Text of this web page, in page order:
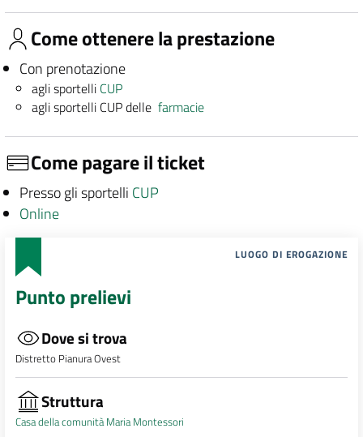
Come ottenere la prestazione
Con prenotazione
agli sportelli CUP
agli sportelli CUP dellefarmacie
Come pagare il ticket
Presso gli sportelli CUP
Online
LUOGO DI EROGAZIONE
Punto prelievi
Dove si trova
Distretto Pianura Ovest
Struttura
Casa della comunità Maria Montessori